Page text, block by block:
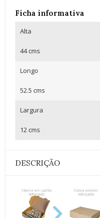
Ficha informativa
Alta
44 cms
Longo
52.5 cms
Largura
12 cms
DESCRIÇÃO